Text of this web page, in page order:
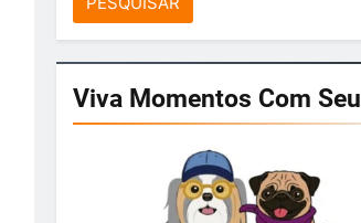
Viva Momentos Com Seu